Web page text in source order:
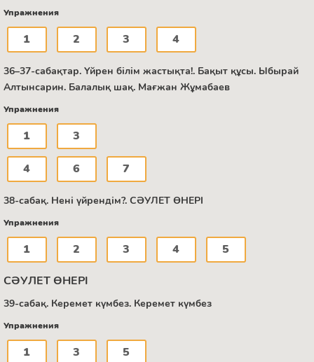
Упражнения
1 2 3 4
36–37-сабақтар. Үйрен білім жастықта!. Бақыт құсы. Ыбырай
Алтынсарин. Балалық шақ. Мағжан Жұмабаев
Упражнения
1 3
4 6 7
38-сабақ. Нені үйрендім?. СӘУЛЕТ ӨНЕРІ
Упражнения
1 2 3 4 5
СӘУЛЕТ ӨНЕРІ
39-сабақ. Керемет күмбез. Керемет күмбез
Упражнения
1 3 5